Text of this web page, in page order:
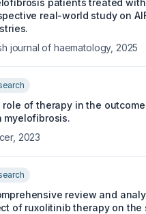
patients treated
real-world study on
journal of haematology, 2025
role of therapy in the
myelofibrosis.
, 2023
review and
of ruxolitinib therapy on the